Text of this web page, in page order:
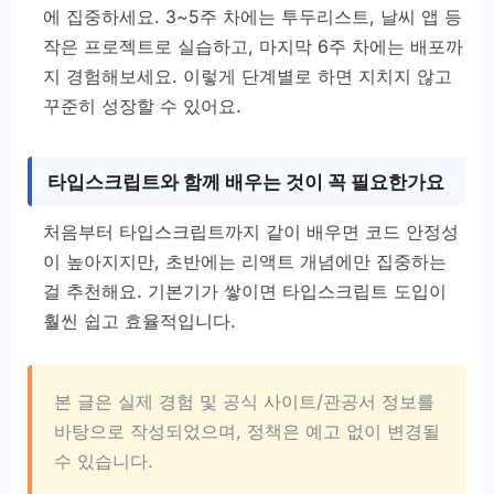
에 집중하세요. 3~5주 차에는 투두리스트, 날씨 앱 등
작은 프로젝트로 실습하고, 마지막 6주 차에는 배포까
지 경험해보세요. 이렇게 단계별로 하면 지치지 않고
꾸준히 성장할 수 있어요.
타입스크립트와 함께 배우는 것이 꼭 필요한가요
처음부터 타입스크립트까지 같이 배우면 코드 안정성
이 높아지지만, 초반에는 리액트 개념에만 집중하는
걸 추천해요. 기본기가 쌓이면 타입스크립트 도입이
훨씬 쉽고 효율적입니다.
본 글은 실제 경험 및 공식 사이트/관공서 정보를
바탕으로 작성되었으며, 정책은 예고 없이 변경될
수 있습니다.